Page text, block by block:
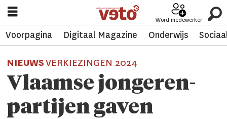
Word medewerker
Voorpagina Digitaal Magazine Onderwijs
NIEUWSVERKIEZINGEN 2024
Vlaamse jongeren­
partijen gaven